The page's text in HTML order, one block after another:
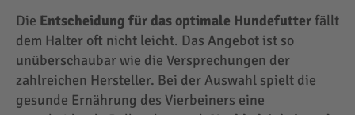
Die Entscheidung für das optimale Hundefutterfällt
dem Halter oft nicht leicht. Das Angebot ist so
unüberschaubar wie die Versprechungen der
zahlreichen Hersteller. Bei der Auswahl spielt die
gesunde Ernährung des Vierbeiners eine